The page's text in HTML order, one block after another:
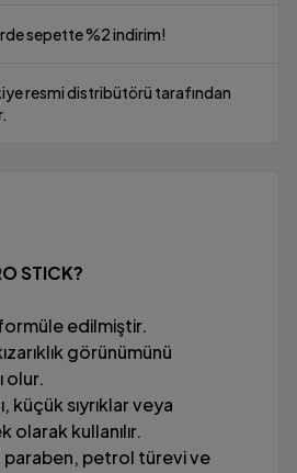
sepette %2 indirim!
resmi distribütörü tarafından
STICK?
edilmiştir.
görünümünü
olur.
küçük sıyrıklar veya
olarak kullanılır.
paraben, petrol türevi ve